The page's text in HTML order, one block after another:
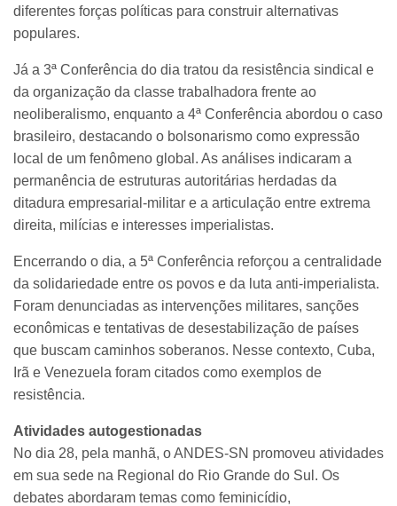
diferentes forças políticas para construir alternativas
populares.
Já a 3ª Conferência do dia tratou da resistência sindical e
da organização da classe trabalhadora frente ao
neoliberalismo, enquanto a 4ª Conferência abordou o caso
brasileiro, destacando o bolsonarismo como expressão
local de um fenômeno global. As análises indicaram a
permanência de estruturas autoritárias herdadas da
ditadura empresarial-militar e a articulação entre extrema
direita, milícias e interesses imperialistas.
Encerrando o dia, a 5ª Conferência reforçou a centralidade
da solidariedade entre os povos e da luta anti-imperialista.
Foram denunciadas as intervenções militares, sanções
econômicas e tentativas de desestabilização de países
que buscam caminhos soberanos. Nesse contexto, Cuba,
Irã e Venezuela foram citados como exemplos de
resistência.
Atividades autogestionadas
No dia 28, pela manhã, o ANDES-SN promoveu atividades
em sua sede na Regional do Rio Grande do Sul. Os
debates abordaram temas como feminicídio,